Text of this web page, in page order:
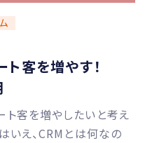
客を増やす！
ト客を増やしたいと考え
いえ、CRMとは何なの